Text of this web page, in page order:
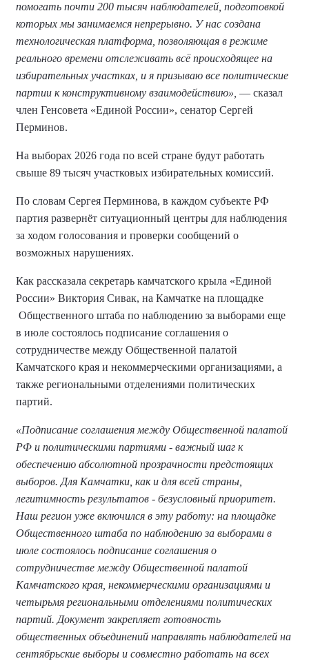
помогать почти 200 тысяч наблюдателей, подготовкой
которых мы занимаемся непрерывно. У нас создана
технологическая платформа, позволяющая в режиме
реального времени отслеживать всё происходящее на
избирательных участках, и я призываю все политические
партии к конструктивному взаимодействию», — сказал
член Генсовета «Единой России», сенатор Сергей
Перминов.
На выборах 2026 года по всей стране будут работать
свыше 89 тысяч участковых избирательных комиссий.
По словам Сергея Перминова, в каждом субъекте РФ
партия развернёт ситуационный центры для наблюдения
за ходом голосования и проверки сообщений о
возможных нарушениях.
Как рассказала секретарь камчатского крыла «Единой
России» Виктория Сивак, на Камчатке на площадке
Общественного штаба по наблюдению за выборами еще
в июле состоялось подписание соглашения о
сотрудничестве между Общественной палатой
Камчатского края и некоммерческими организациями, а
также региональными отделениями политических
партий.
«Подписание соглашения между Общественной палатой
РФ и политическими партиями - важный шаг к
обеспечению абсолютной прозрачности предстоящих
выборов. Для Камчатки, как и для всей страны,
легитимность результатов - безусловный приоритет.
Наш регион уже включился в эту работу: на площадке
Общественного штаба по наблюдению за выборами в
июле состоялось подписание соглашения о
сотрудничестве между Общественной палатой
Камчатского края, некоммерческими организациями и
четырьмя региональными отделениями политических
партий. Документ закрепляет готовность
общественных объединений направлять наблюдателей на
сентябрьские выборы и совместно работать на всех